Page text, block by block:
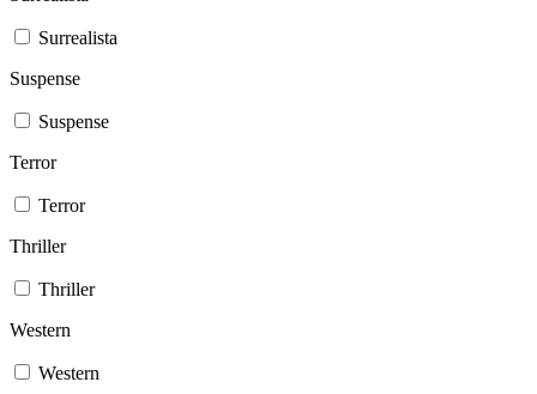
Surrealista
Suspense
Suspense
Terror
Terror
Thriller
Thriller
Western
Western